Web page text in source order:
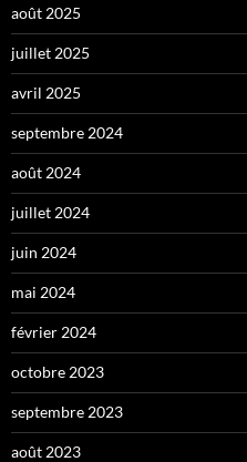
août 2025
juillet 2025
avril 2025
septembre 2024
août 2024
juillet 2024
juin 2024
mai 2024
février 2024
octobre 2023
septembre 2023
août 2023